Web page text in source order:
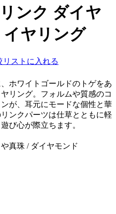
ンク ダイヤ
ヤリング
リストに入れる
ホワイトゴールドのトゲをあ
リング。フォルムや質感のコ
が、耳元にモードな個性と華
ンクパーツは仕草とともに軽
び心が際立ちます。
真珠 / ダイヤモンド